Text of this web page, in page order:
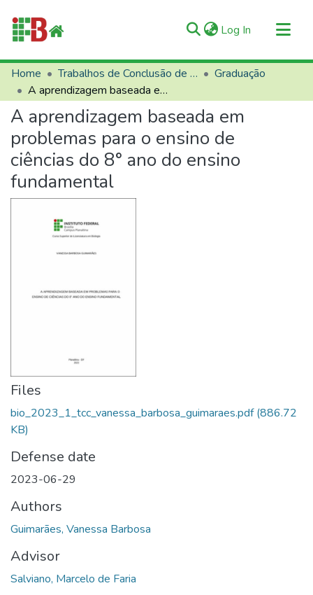
Log In (current)
Communities & Collections
All of RIIFB
Manuals and Terms
Statistics
About RIIFB
Help
Home Trabalhos de Conclusão de Curso (TCCs)
Graduação
A aprendizagem baseada em problemas para o ensino de ciências do 8° ano do ensino fundamental
A aprendizagem baseada em
problemas para o ensino de
ciências do 8° ano do ensino
fundamental
Files
bio_2023_1_tcc_vanessa_barbosa_guimaraes.pdf(886.72
KB)
Defense date
2023-06-29
Authors
Guimarães, Vanessa Barbosa
Advisor
Salviano, Marcelo de Faria